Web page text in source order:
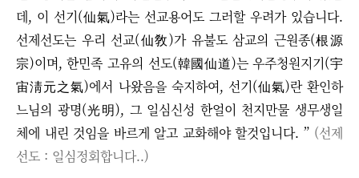
데, 이 선기(仙氣)라는 선교용어도 그러할 우려가 있습니다.
선제선도는 우리 선교(仙敎)가 유불도 삼교의 근원종(根源
宗)이며, 한민족 고유의 선도(韓國仙道)는 우주청원지기(宇
宙淸元之氣)에서 나왔음을 숙지하여, 선기(仙氣)란 환인하
느님의 광명(光明), 그 일심신성 한얼이 천지만물 생무생일
체에 내린 것임을 바르게 알고 교화해야 할것입니다. ” (선제
선도 : 일심정회합니다..)